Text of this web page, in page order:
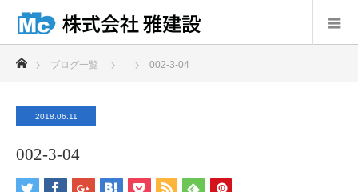
ブログ一覧 002-3-04
2018.06.11
002-3-04